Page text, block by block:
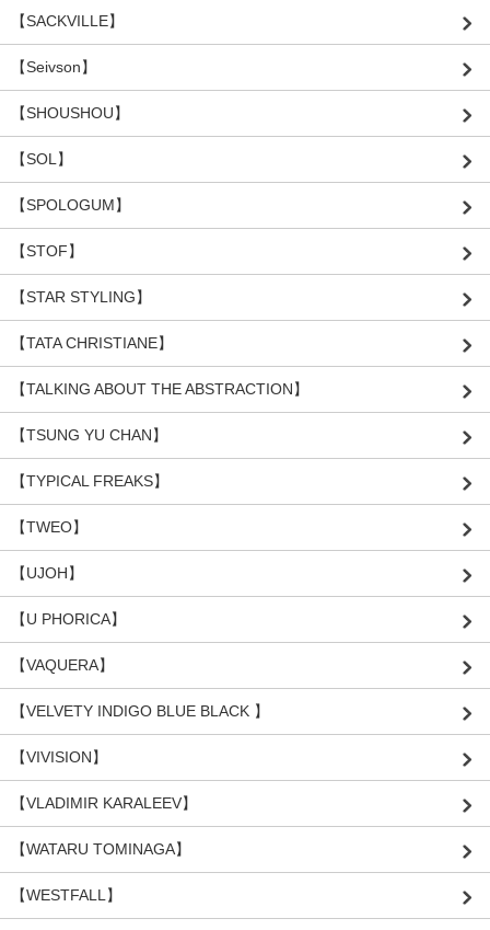
【SACKVILLE】
【Seivson】
【SHOUSHOU】
【SOL】
【SPOLOGUM】
【STOF】
【STAR STYLING】
【TATA CHRISTIANE】
【TALKING ABOUT THE ABSTRACTION】
【TSUNG YU CHAN】
【TYPICAL FREAKS】
【TWEO】
【UJOH】
【U PHORICA】
【VAQUERA】
【VELVETY INDIGO BLUE BLACK 】
【VIVISION】
【VLADIMIR KARALEEV】
【WATARU TOMINAGA】
【WESTFALL】